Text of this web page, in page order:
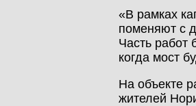
«В рамках
поменяют с
Часть работ
когда мост
На объекте
жителей